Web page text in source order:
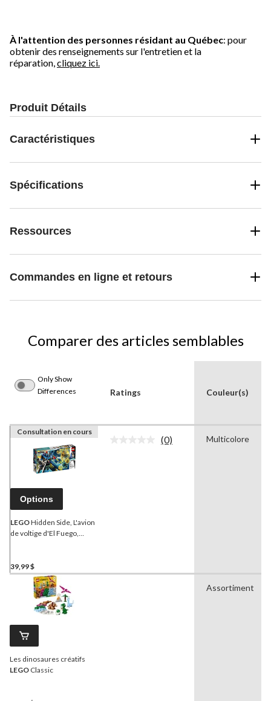
À l'attention des personnes résidant au Québec: pour
obtenir des renseignements sur l'entretien et la
réparation, cliquez ici.
Produit Détails
Caractéristiques
Spécifications
Ressources
Commandes en ligne et retours
Comparer des articles semblables
Only Show
Differences
Ratings Couleur(s)
Consultation en cours
Options
LEGOHidden Side, L'avion
de voltige d'El Fuego,
39,99 $
Aucune
(0) Multicolore
Les dinosaures créatifs
LEGO Classic
Assortiment